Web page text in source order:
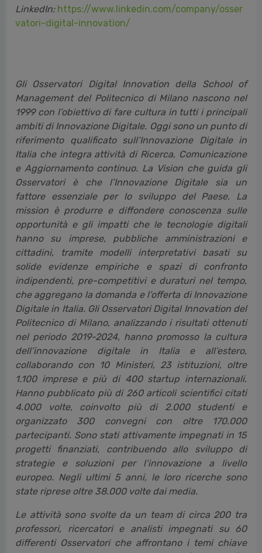
LinkedIn: https://www.linkedin.com/company/osser
vatori-digital-innovation/
Gli Osservatori Digital Innovation della School of
Management del Politecnico di Milano nascono nel
1999 con l’obiettivo di fare cultura in tutti i principali
ambiti di Innovazione Digitale. Oggi sono un punto di
riferimento qualificato sull’Innovazione Digitale in
Italia che integra attività di Ricerca, Comunicazione
e Aggiornamento continuo. La Vision che guida gli
Osservatori è che l’Innovazione Digitale sia un
fattore essenziale per lo sviluppo del Paese. La
mission è produrre e diffondere conoscenza sulle
opportunità e gli impatti che le tecnologie digitali
hanno su imprese, pubbliche amministrazioni e
cittadini, tramite modelli interpretativi basati su
solide evidenze empiriche e spazi di confronto
indipendenti, pre-competitivi e duraturi nel tempo,
che aggregano la domanda e l’offerta di Innovazione
Digitale in Italia. Gli Osservatori Digital Innovation del
Politecnico di Milano, analizzando i risultati ottenuti
nel periodo 2019-2024, hanno promosso la cultura
dell’innovazione digitale in Italia e all’estero,
collaborando con 10 Ministeri, 23 istituzioni, oltre
1.100 imprese e più di 400 startup internazionali.
Hanno pubblicato più di 260 articoli scientifici citati
4.000 volte, coinvolto più di 2.000 studenti e
organizzato 300 convegni con oltre 170.000
partecipanti. Sono stati attivamente impegnati in 15
progetti finanziati, contribuendo allo sviluppo di
strategie e soluzioni per l’innovazione a livello
europeo. Negli ultimi 5 anni, le loro ricerche sono
state riprese oltre 38.000 volte dai media.
Le attività sono svolte da un team di circa 200 tra
professori, ricercatori e analisti impegnati su 60
differenti Osservatori che affrontano i temi chiave